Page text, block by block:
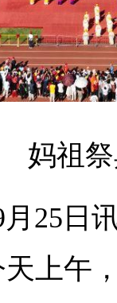
妈祖
25日
上午